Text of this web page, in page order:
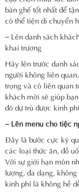
bàn ghế tốt nhất để
có thể tiện di chuyển
– Lên danh sách
khai trương
Hãy lên trước danh
người không liên
trọng và có liên quan
khách mời sẽ giúp
đó dự trù được kinh
– Lên menu cho tiệc
Đây là bước cực kỳ
các loại thức ăn, đồ
Với sự giới hạn món
lượng, đa dạng,
kinh phí là không hề